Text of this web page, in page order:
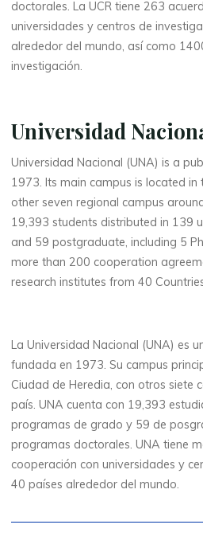
doctorales. La UCR tiene 263
universidades y centros de
alrededor del mundo, así como
investigación.
Universidad
Universidad Nacional (UNA) is a
1973. Its main campus is located
other seven regional campus
19,393 students distributed in 139
and 59 postgraduate, including 5
more than 200 cooperation
research institutes from 40
La Universidad Nacional (UNA) es
fundada en 1973. Su campus
Ciudad de Heredia, con otros siete
país. UNA cuenta con 19,393
programas de grado y 59 de
programas doctorales. UNA tiene
cooperación con universidades y
40 países alrededor del mundo.